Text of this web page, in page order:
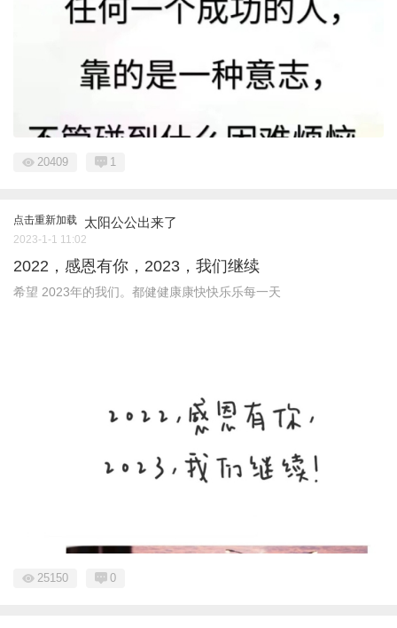
20409 1
点击重新加载 太阳公公出来了
2023-1-1 11:02
2022，感恩有你，2023，我们继续
希望 2023年的我们。都健健康康快快乐乐每一天
25150 0